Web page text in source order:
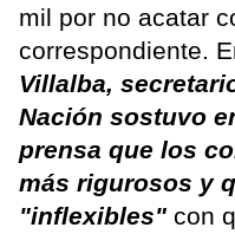
mil por no acatar
correspondiente.
Villalba,
Nación sostuvo
prensa que los
más rigurosos y
"inflexibles" con